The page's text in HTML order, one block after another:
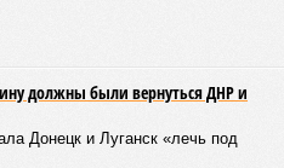
должны были вернуться ДНР и
Донецк и Луганск «лечь под